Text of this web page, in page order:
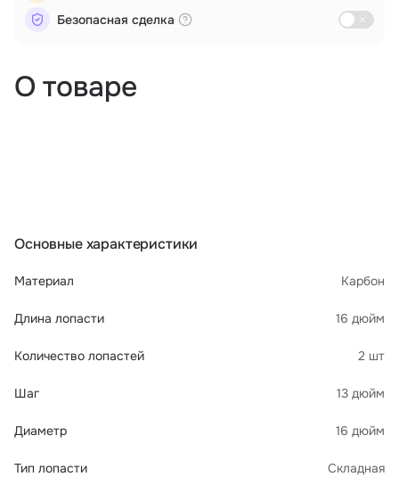
О товаре
Основные характеристики
Материал Карбон
Длина лопасти 16 дюйм
Количество лопастей 2 шт
Шаг 13 дюйм
Диаметр 16 дюйм
Тип лопасти Складная
Безопасная сделка